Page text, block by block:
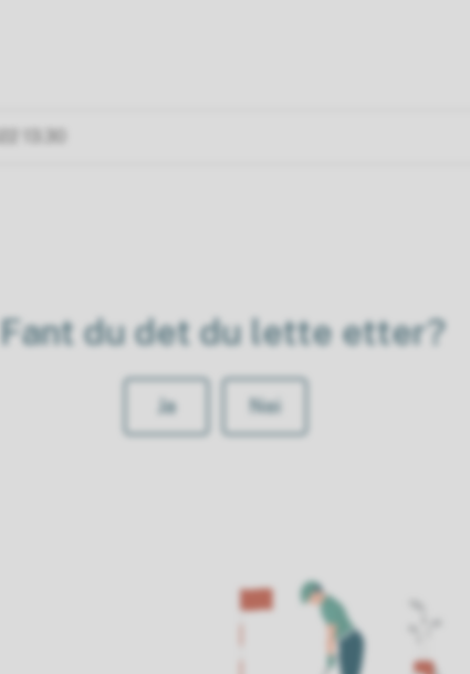
Fant du det du lette etter?
Ja Nei